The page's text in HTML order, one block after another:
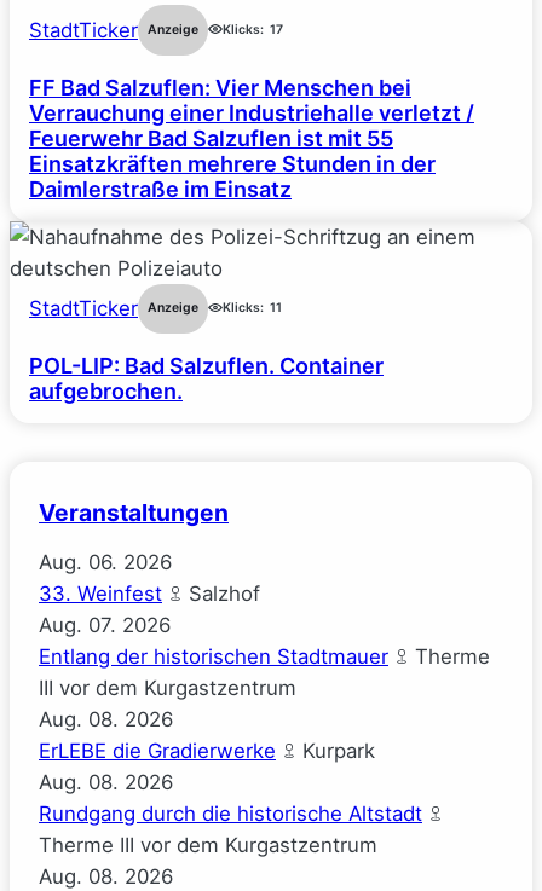
StadtTicker Anzeige Klicks: 17
FF Bad Salzuflen: Vier Menschen bei
Verrauchung einer Industriehalle verletzt /
Feuerwehr Bad Salzuflen ist mit 55
Einsatzkräften mehrere Stunden in der
Daimlerstraße im Einsatz
StadtTicker Anzeige Klicks: 11
POL-LIP: Bad Salzuflen. Container
aufgebrochen.
Veranstaltungen
Aug. 06. 2026
33. Weinfest
Salzhof
Aug. 07. 2026
Entlang der historischen Stadtmauer
Therme
III vor dem Kurgastzentrum
Aug. 08. 2026
ErLEBE die Gradierwerke
Kurpark
Aug. 08. 2026
Rundgang durch die historische Altstadt
Therme III vor dem Kurgastzentrum
Aug. 08. 2026